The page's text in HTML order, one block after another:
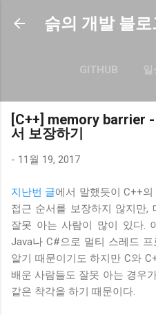
기본 콘텐츠
슭의 개발 블로
GITHUB 일
더보기…
[C++] memory barrier
서 보장하기
- 11월 19, 2017
지난번 글에서 말했듯이 C++
접근 순서를 보장하지 않지만,
잘못 아는 사람이 많이 있다.
Java나 C#으로 멀티 스레드
알기 때문이기도 하지만 C와
배운 사람들도 잘못 아는 경우
같은 착각을 하기 때문이다.